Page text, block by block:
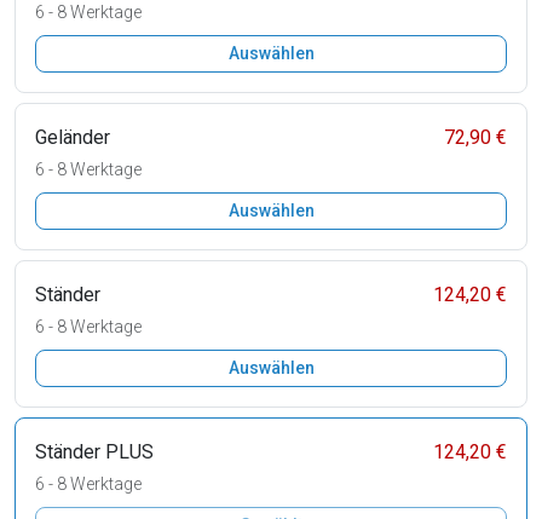
6 - 8 Werktage
Auswählen
Geländer 72,90 €
6 - 8 Werktage
Auswählen
Ständer 124,20 €
6 - 8 Werktage
Auswählen
Ständer PLUS 124,20 €
6 - 8 Werktage